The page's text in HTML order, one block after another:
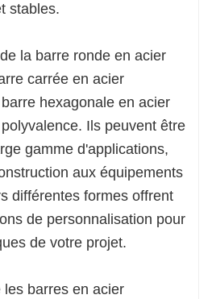
stables.
la barre ronde en acier
carrée en acier
hexagonale en acier
Ils peuvent être
gamme d'applications,
aux équipements
différentes formes offrent
de personnalisation pour
de votre projet.
barres en acier